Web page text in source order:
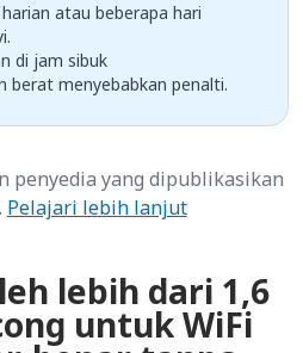
atau beberapa hari
di jam sibuk
berat menyebabkan penalti.
penyedia yang dipublikasikan
Pelajari lebih lanjut
lebih dari 1,6
untuk WiFi